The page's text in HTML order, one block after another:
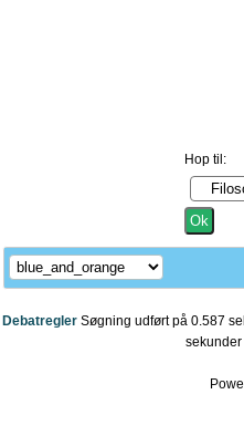
Hop til:
Debatregler Søgning udført på 0.587